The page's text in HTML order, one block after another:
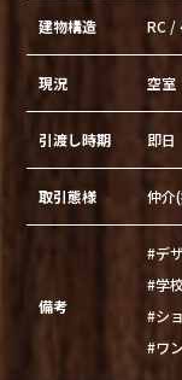
建物構造 RC /
現況 空室
引渡し時期 即日
取引態様 仲介
備考
#デ
#学
#シ
#ワ